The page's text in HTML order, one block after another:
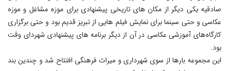
صادقیه یکی دیگر از مکان های تاریخی پیشنهادی برای موزه مشاغل و موزه
عکاسی و حتی سینما برای نمایش فیلم هایی از تبریز قدیم بود و حتی برگزاری
کارگاه‌های آموزشی عکاسی در آن از دیگر برنامه های پیشنهادی شهردای وقت
بود.
این مجموعه بارها از سوی شهرداری و میراث فرهنگی افتتاح شد و چندین بند